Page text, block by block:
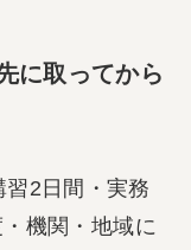
に取ってから
2日間・実務
機関・地域に